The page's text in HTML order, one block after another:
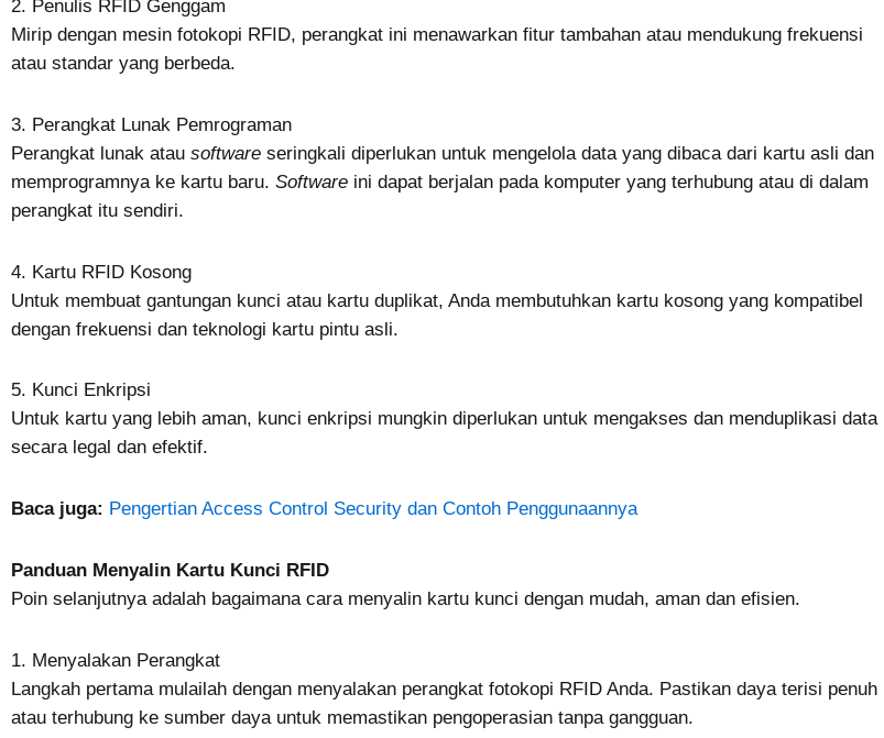
2. Penulis RFID Genggam
Mirip dengan mesin fotokopi RFID, perangkat ini menawarkan fitur tambahan atau mendukung frekuensi
atau standar yang berbeda.
3. Perangkat Lunak Pemrograman
Perangkat lunak atau software seringkali diperlukan untuk mengelola data yang dibaca dari kartu asli dan
memprogramnya ke kartu baru. Software ini dapat berjalan pada komputer yang terhubung atau di dalam
perangkat itu sendiri.
4. Kartu RFID Kosong
Untuk membuat gantungan kunci atau kartu duplikat, Anda membutuhkan kartu kosong yang kompatibel
dengan frekuensi dan teknologi kartu pintu asli.
5. Kunci Enkripsi
Untuk kartu yang lebih aman, kunci enkripsi mungkin diperlukan untuk mengakses dan menduplikasi data
secara legal dan efektif.
Baca juga: Pengertian Access Control Security dan Contoh Penggunaannya
Panduan Menyalin Kartu Kunci RFID
Poin selanjutnya adalah bagaimana cara menyalin kartu kunci dengan mudah, aman dan efisien.
1. Menyalakan Perangkat
Langkah pertama mulailah dengan menyalakan perangkat fotokopi RFID Anda. Pastikan daya terisi penuh
atau terhubung ke sumber daya untuk memastikan pengoperasian tanpa gangguan.